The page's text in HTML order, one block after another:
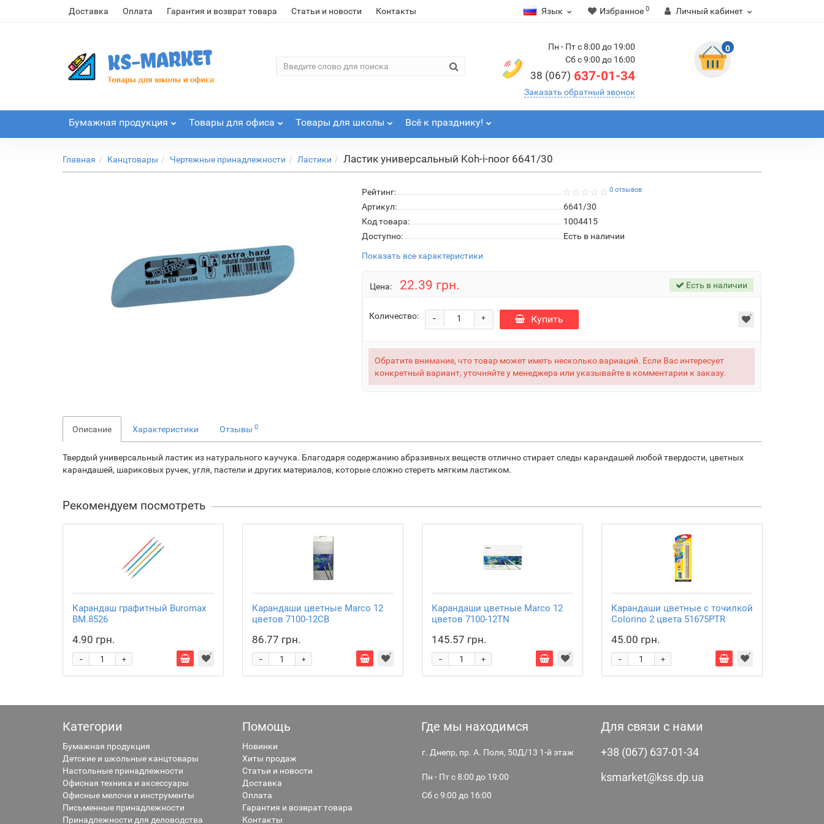
Доставка Оплата Гарантия и возврат товара Статьи и новости Контакты Язык Избранное 0 Личный кабинет
Пн - Пт с 8:00 до 19:00
Сб с 9:00 до 16:00
38 (067) 637-01-34
Заказать обратный звонок
0
Бумажная продукция Товары для офиса Товары для школы Всё к празднику!
Главная Канцтовары Чертежные принадлежности Ластики Ластик универсальный Koh-i-noor 6641/30
Рейтинг: 0 отзывов
Артикул:
6641/30
Код товара:
1004415
Доступно:
Есть в наличии
Показать все характеристики
Цена: 22.39 грн. Есть в наличии
Количество: +
- Купить
Обратите внимание, что товар может иметь несколько вариаций. Если Вас интересует
конкретный вариант, уточняйте у менеджера или указывайте в комментарии к заказу.
Описание Характеристики Отзывы 0
Твердый универсальный ластик из натурального каучука. Благодаря содержанию абразивных веществ отлично стирает следы карандашей любой твердости, цветных
карандашей, шариковых ручек, угля, пастели и других материалов, которые сложно стереть мягким ластиком.
Рекомендуем посмотреть
Карандаш графитный Buromax
BM.8526
4.90 грн.
+
-
Карандаши цветные Marco 12
цветов 7100-12CB
86.77 грн.
+
-
Карандаши цветные Marco 12
цветов 7100-12TN
145.57 грн.
+
-
Карандаши цветные с точилкой
Colorino 2 цвета 51675PTR
45.00 грн.
+
-
Категории
Бумажная продукция
Детские и школьные канцтовары
Настольные принадлежности
Офисная техника и аксессуары
Офисные мелочи и инструменты
Письменные принадлежности
Принадлежности для деловодства
Помощь
Новинки
Хиты продаж
Статьи и новости
Доставка
Оплата
Гарантия и возврат товара
Контакты
Где мы находимся
г. Днепр, пр. А. Поля, 50Д/13 1-й этаж
Пн - Пт с 8:00 до 19:00
Сб с 9:00 до 16:00
Для связи с нами
+38 (067) 637-01-34
ksmarket@kss.dp.ua